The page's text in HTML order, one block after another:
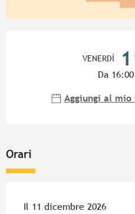
VENERDÌ
Da
Aggiungi al mio
Orari
Il 11 dicembre 2026